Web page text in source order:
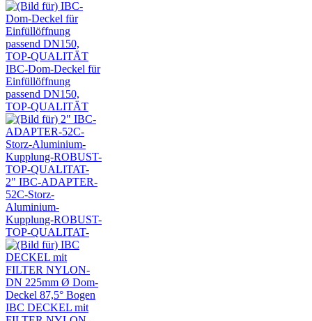
IBC-Dom-Deckel für
Einfüllöffnung
passend DN150,
TOP-QUALITÄT
2" IBC-ADAPTER-
52C-Storz-
Aluminium-
Kupplung-ROBUST-
TOP-QUALITAT-
IBC DECKEL mit